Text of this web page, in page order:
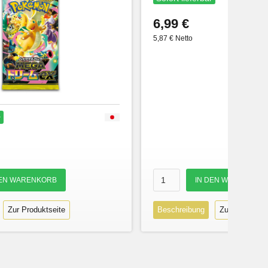
Zur Produktseite
6,99 €
5,87 € Netto
Beschreibung Zur